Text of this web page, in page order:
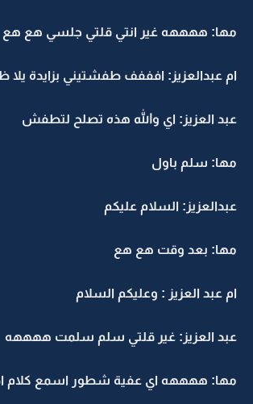
مها: ههههه غير انتي قلتي جلسي هع هع
ام عبدالعزيز: افففف طفشتيني بزايدة
عبد العزيز: اي والله هذه تصلح لتطفش
مها: سلم باول
عبدالعزيز: السلام عليكم
مها: بعد وقت هع هع
ام عبد العزيز : وعليكم السلام
عبد العزيز: غير قلتي سلم سلمت ههههه
مها: ههههه اي عفية شطور اسمع كلام